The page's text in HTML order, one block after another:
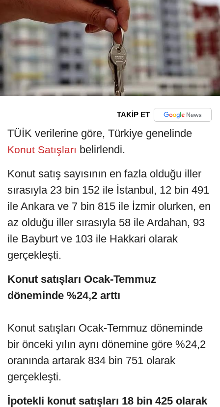
TAKİP ET
TÜİK verilerine göre, Türkiye genelinde
Konut Satışları belirlendi.
Konut satış sayısının en fazla olduğu iller
sırasıyla 23 bin 152 ile İstanbul, 12 bin 491
ile Ankara ve 7 bin 815 ile İzmir olurken, en
az olduğu iller sırasıyla 58 ile Ardahan, 93
ile Bayburt ve 103 ile Hakkari olarak
gerçekleşti.
Konut satışları Ocak-Temmuz
döneminde %24,2 arttı
Konut satışları Ocak-Temmuz döneminde
bir önceki yılın aynı dönemine göre %24,2
oranında artarak 834 bin 751 olarak
gerçekleşti.
İpotekli konut satışları 18 bin 425 olarak